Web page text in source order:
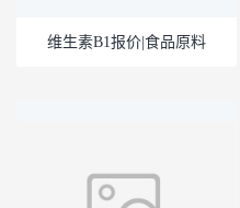
维生素B1报价|食品原料